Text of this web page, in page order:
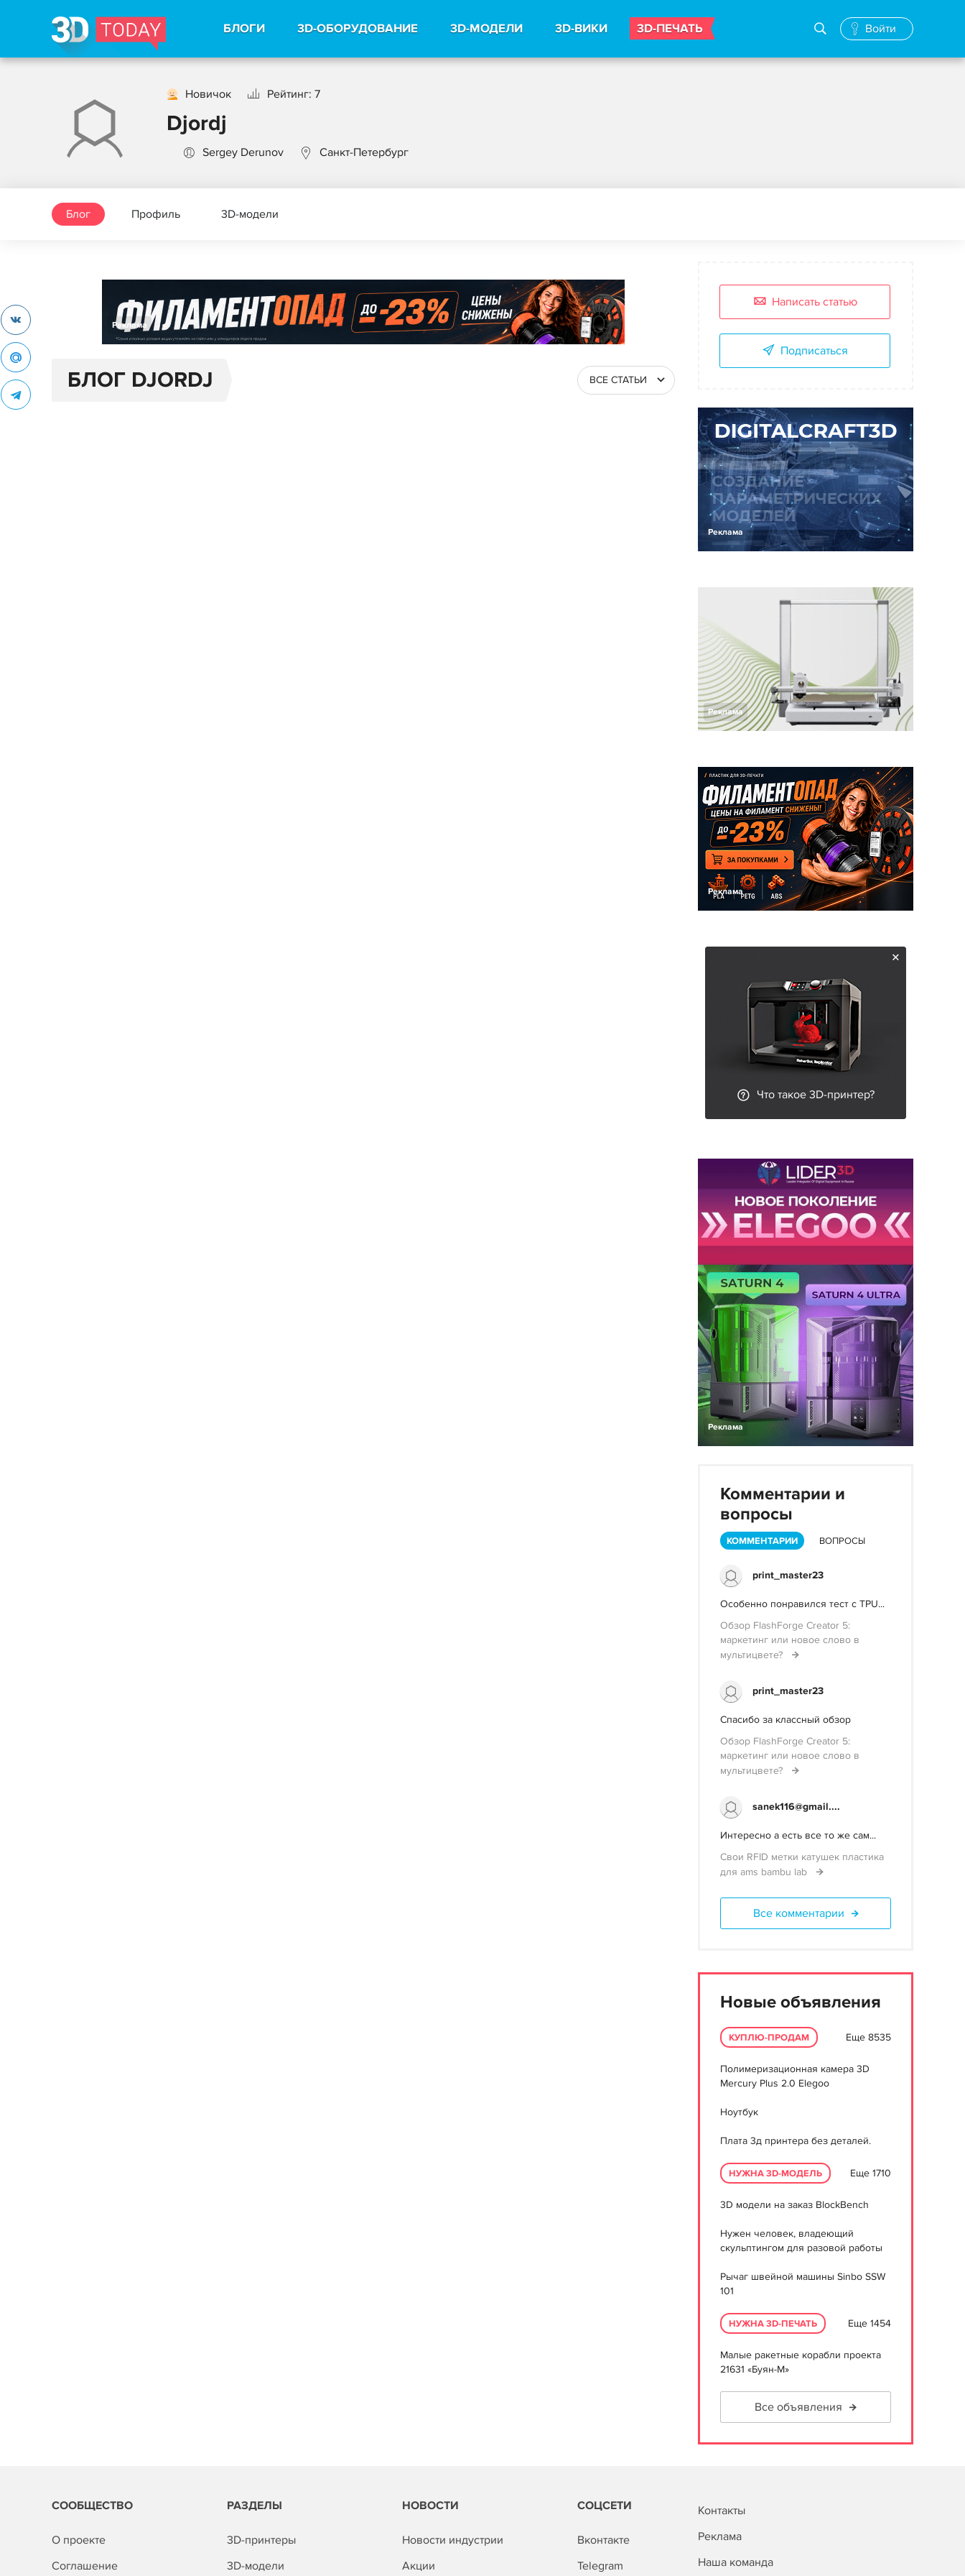
БЛОГИ 3D-ОБОРУДОВАНИЕ 3D-МОДЕЛИ 3D-ВИКИ 3D-ПЕЧАТЬ Войти
Новичок Рейтинг: 7
Djordj
Sergey Derunov Санкт-Петербург
Блог Профиль 3D-модели
Реклама
БЛОГ DJORDJ ВСЕ СТАТЬИ
Написать статью
Подписаться
Реклама
Реклама
Реклама
Что такое 3D-принтер?
Реклама
Комментарии и
вопросы
КОММЕНТАРИИ ВОПРОСЫ
print_master23
Особенно понравился тест с TPU...
Обзор FlashForge Creator 5:
маркетинг или новое слово в
мультицвете?
print_master23
Спасибо за классный обзор
Обзор FlashForge Creator 5:
маркетинг или новое слово в
мультицвете?
sanek116@gmail....
Интересно а есть все то же сам...
Свои RFID метки катушек пластика
для ams bambu lab
Все комментарии
Новые объявления
КУПЛЮ-ПРОДАМ Еще 8535
Полимеризационная камера 3D
Mercury Plus 2.0 Elegoo
Ноутбук
Плата 3д принтера без деталей.
НУЖНА 3D-МОДЕЛЬ Еще 1710
3D модели на заказ BlockBench
Нужен человек, владеющий
скульптингом для разовой работы
Рычаг швейной машины Sinbo SSW
101
НУЖНА 3D-ПЕЧАТЬ Еще 1454
Малые ракетные корабли проекта
21631 «Буян-М»
Все объявления
СООБЩЕСТВО
О проекте
Соглашение
РАЗДЕЛЫ
3D-принтеры
3D-модели
НОВОСТИ
Новости индустрии
Акции
СОЦСЕТИ
Вконтакте
Telegram
Контакты
Реклама
Наша команда